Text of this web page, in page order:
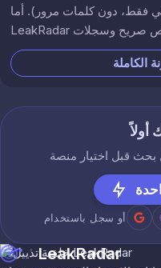
فقط، دون كلمات مرور). أما
LeakRadar فيكشف بيانات الاعتماد الفعلية بنص صريح وسجلات
الكاملة
أو سجل باستخدام
LeakRadar